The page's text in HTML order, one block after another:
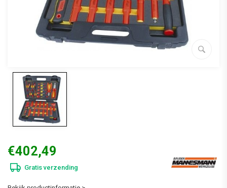
€402,49
Gratis verzending